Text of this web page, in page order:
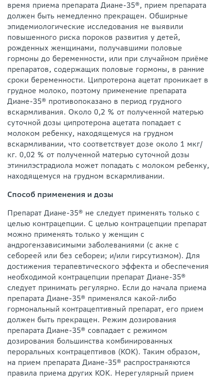
время приема препарата Диане-35®, прием препарата
должен быть немедленно прекращен. Обширные
эпидемиологические исследования не выявили
повышенного риска пороков развития у детей,
рожденных женщинами, получавшими половые
гормоны до беременности, или при случайном приёме
препаратов, содержащих половые гормоны, в ранние
сроки беременности. Ципротерона ацетат проникает в
грудное молоко, поэтому применение препарата
Диане-35® противопоказано в период грудного
вскармливания. Около 0,2 % от полученной матерью
суточной дозы ципротерона ацетата попадает с
молоком ребенку, находящемуся на грудном
вскармливании, что соответствует дозе около 1 мкг/
кг. 0,02 % от полученной матерью суточной дозы
этинилэстрадиола может попадать с молоком ребенку,
находящемуся на грудном вскармливании.
Способ применения и дозы
Препарат Диане-35® не следует применять только с
целью контрацепции. С целью контрацепции препарат
можно применять только у женщин с
андрогензависимыми заболеваниями (с акне с
себореей или без себореи; и/или гирсутизмом). Для
достижения терапевтического эффекта и обеспечения
необходимой контрацепции препарат Диане-35®
следует принимать регулярно. Если до начала приема
препарата Диане-35® применялся какой-либо
гормональный контрацептивный препарат, его прием
должен быть прекращен. Режим дозирования
препарата Диане-35® совпадает с режимом
дозирования большинства комбинированных
пероральных контрацептивов (КОК). Таким образом,
на прием препарата Диане-35® распространяются
правила приема других КОК. Нерегулярный прием